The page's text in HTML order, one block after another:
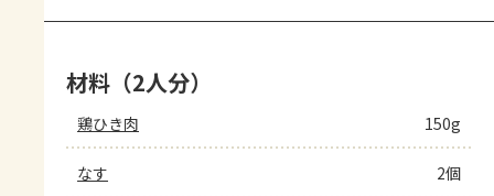
材料（2人分）
鶏ひき肉 150g
なす 2個